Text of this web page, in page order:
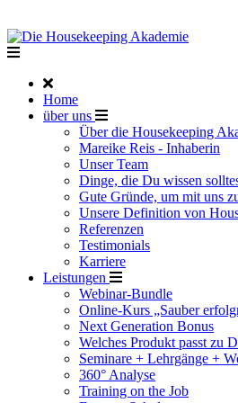
Home
über uns
Über die Housekeeping
Mareike Reis - Inhaberin
Unser Team
Dinge, die Du wissen
Gute Gründe, um mit uns
Unsere Definition von
Referenzen
Testimonials
Karriere
Leistungen
Webinar-Bundle
Online-Kurs „Sauber
Next Generation Bonus
Welches Produkt passt zu
Seminare + Lehrgänge +
360° Analyse
Training on the Job